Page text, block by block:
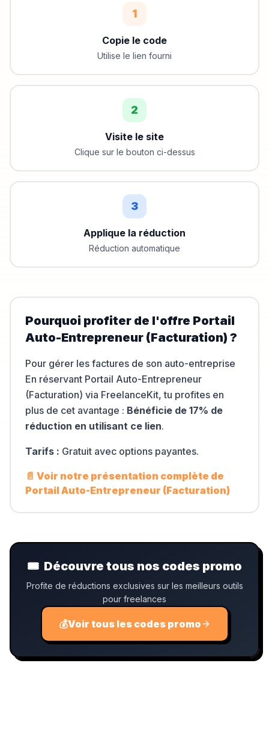
1
Copie le code
Utilise le lien fourni
2
Visite le site
Clique sur le bouton ci-dessus
3
Applique la réduction
Réduction automatique
Pourquoi profiter de l'offre Portail
Auto-Entrepreneur (Facturation) ?
Pour gérer les factures de son auto-entreprise
En réservant Portail Auto-Entrepreneur
(Facturation) via FreelanceKit, tu profites en
plus de cet avantage : Bénéficie de 17% de
réduction en utilisant ce lien.
Tarifs : Gratuit avec options payantes.
📄 Voir notre présentation complète de
Portail Auto-Entrepreneur (Facturation)
🎟️ Découvre tous nos codes promo
Profite de réductions exclusives sur les meilleurs outils
pour freelances
💰Voir tous les codes promo